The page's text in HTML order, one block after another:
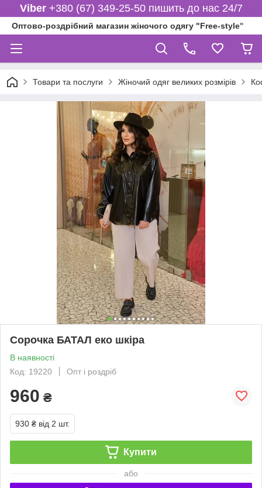
Viber+380 (67) 349-25-50 пишить до нас 24/7
Оптово-роздрібний магазин жіночого одягу "Free-style"
Товари та послуги Жіночий одяг великих розмірів
Сорочка БАТАЛ еко шкіра
В наявності
Код: 19220
Опт і роздріб
960 ₴
930 ₴ від 2 шт.
Купити
або